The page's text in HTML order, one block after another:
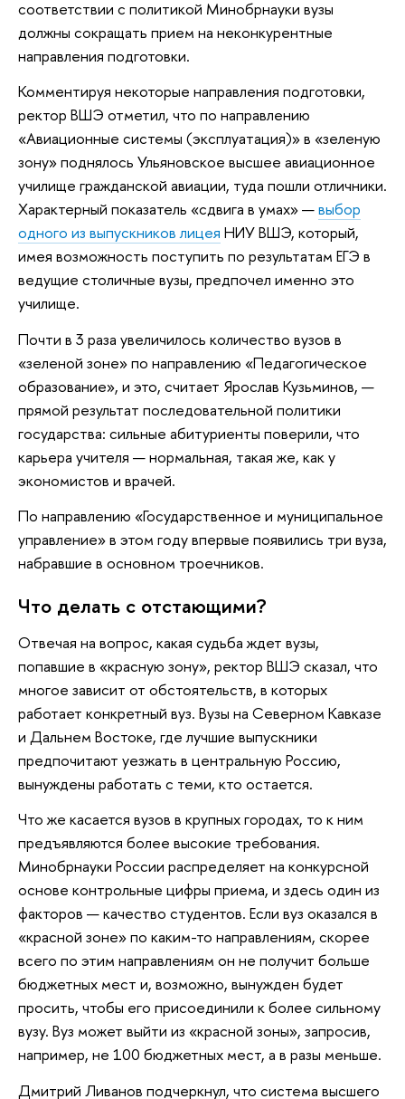
соответствии с политикой Минобрнауки вузы
должны сокращать прием на неконкурентные
направления подготовки.
Комментируя некоторые направления подготовки,
ректор ВШЭ отметил, что по направлению
«Авиационные системы (эксплуатация)» в «зеленую
зону» поднялось Ульяновское высшее авиационное
училище гражданской авиации, туда пошли отличники.
Характерный показатель «сдвига в умах» —выбор
одного из выпускников лицея НИУ ВШЭ, который,
имея возможность поступить по результатам ЕГЭ в
ведущие столичные вузы, предпочел именно это
училище.
Почти в 3 раза увеличилось количество вузов в
«зеленой зоне» по направлению «Педагогическое
образование», и это, считает Ярослав Кузьминов, —
прямой результат последовательной политики
государства: сильные абитуриенты поверили, что
карьера учителя — нормальная, такая же, как у
экономистов и врачей.
По направлению «Государственное и муниципальное
управление» в этом году впервые появились три вуза,
набравшие в основном троечников.
Что делать с отстающими?
Отвечая на вопрос, какая судьба ждет вузы,
попавшие в «красную зону», ректор ВШЭ сказал, что
многое зависит от обстоятельств, в которых
работает конкретный вуз. Вузы на Северном Кавказе
и Дальнем Востоке, где лучшие выпускники
предпочитают уезжать в центральную Россию,
вынуждены работать с теми, кто остается.
Что же касается вузов в крупных городах, то к ним
предъявляются более высокие требования.
Минобрнауки России распределяет на конкурсной
основе контрольные цифры приема, и здесь один из
факторов — качество студентов. Если вуз оказался в
«красной зоне» по каким-то направлениям, скорее
всего по этим направлениям он не получит больше
бюджетных мест и, возможно, вынужден будет
просить, чтобы его присоединили к более сильному
вузу. Вуз может выйти из «красной зоны», запросив,
например, не 100 бюджетных мест, а в разы меньше.
Дмитрий Ливанов подчеркнул, что система высшего